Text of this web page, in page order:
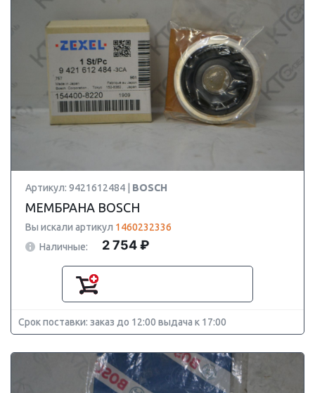
Артикул: 9421612484 | BOSCH
МЕМБРАНА BOSCH
Вы искали артикул 1460232336
Наличные:
2 754 ₽
Срок поставки: заказ до 12:00 выдача к 17:00